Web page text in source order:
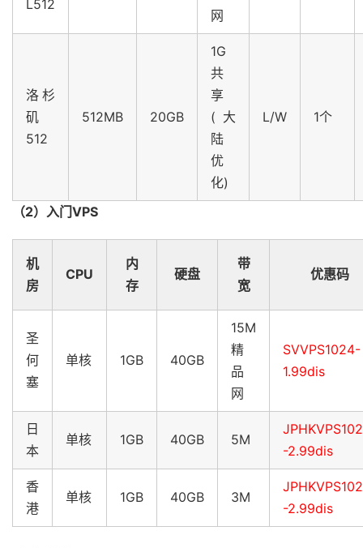
L512
网
洛杉
矶
512
512MB 20GB
1G
共
享
(大
陆
优
化)
L/W 1个
（2）入门VPS
机
房
CPU
内
存
硬盘
带
宽
优惠码
圣
何
塞
单核 1GB 40GB
15M
精
品
网
SVVPS1024-
1.99dis
日
本
单核 1GB 40GB 5M
-2.99dis
香
港
单核 1GB 40GB 3M
-2.99dis